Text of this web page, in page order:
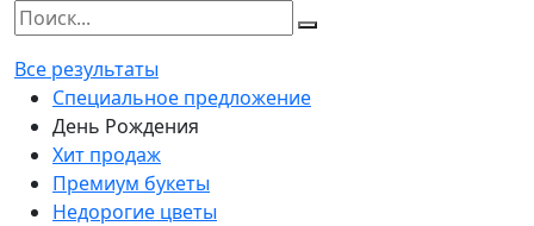
Все результаты
Специальное предложение
День Рождения
Хит продаж
Премиум букеты
Недорогие цветы